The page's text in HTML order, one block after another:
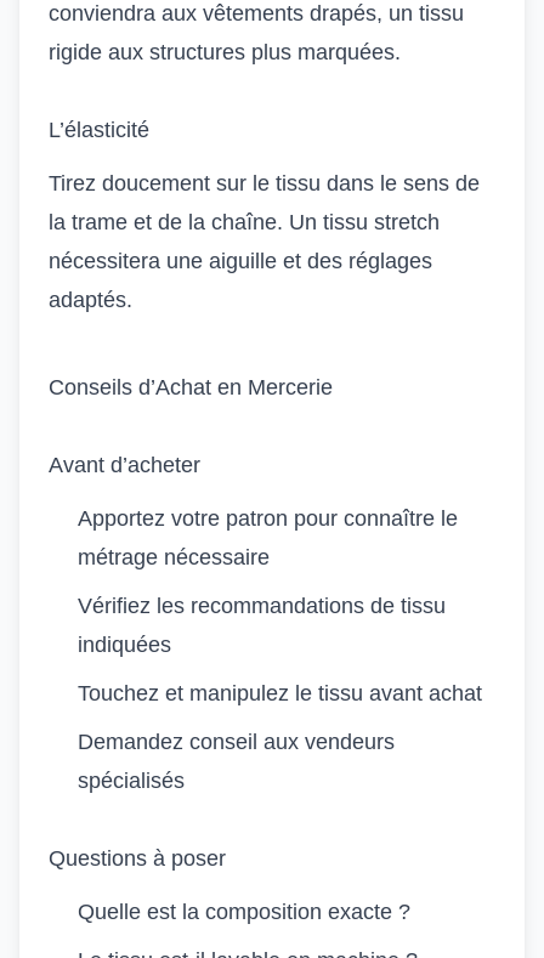
conviendra aux vêtements drapés, un tissu
rigide aux structures plus marquées.
L’élasticité
Tirez doucement sur le tissu dans le sens de
la trame et de la chaîne. Un tissu stretch
nécessitera une aiguille et des réglages
adaptés.
Conseils d’Achat en Mercerie
Avant d’acheter
Apportez votre patron pour connaître le
métrage nécessaire
Vérifiez les recommandations de tissu
indiquées
Touchez et manipulez le tissu avant achat
Demandez conseil aux vendeurs
spécialisés
Questions à poser
Quelle est la composition exacte ?